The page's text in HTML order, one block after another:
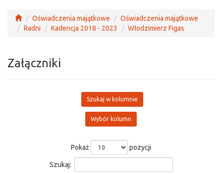
Oświadczenia majątkowe
Oświadczenia majątkowe
Radni
Kadencja 2018 - 2023 Włodzimierz Figas
Załączniki
Szukaj w kolumnie
Wybór kolumn
Pokaż pozycji
Szukaj: